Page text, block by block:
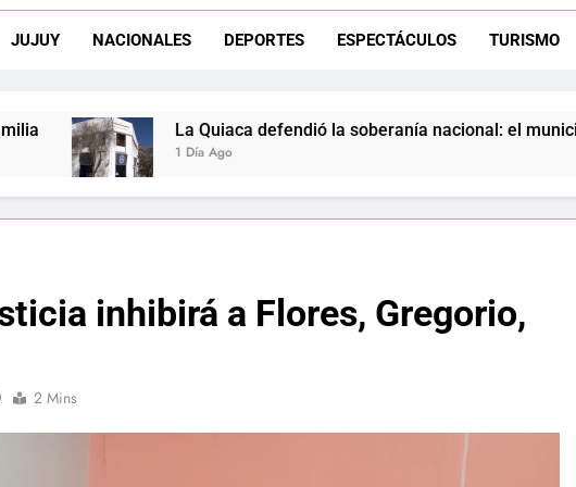
Luciana Álvarez recibió el Premio San Salvador: La Quiaca
JUJUY NACIONALES DEPORTES ESPECTÁCULOS TURISMO
defendió la soberanía nacional: el municipio rechazó la
inhibirá a Flores, Gregorio,
2 Mins